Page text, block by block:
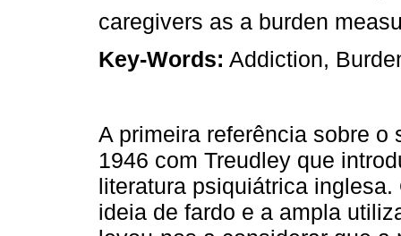
caregivers as a burden
Key-Words: Addiction,
A primeira referência sobre
1946 com Treudley que
literatura psiquiátrica
ideia de fardo e a ampla